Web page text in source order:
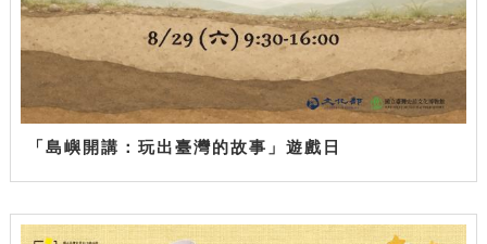
「島嶼開講：玩出臺灣的故事」遊戲日